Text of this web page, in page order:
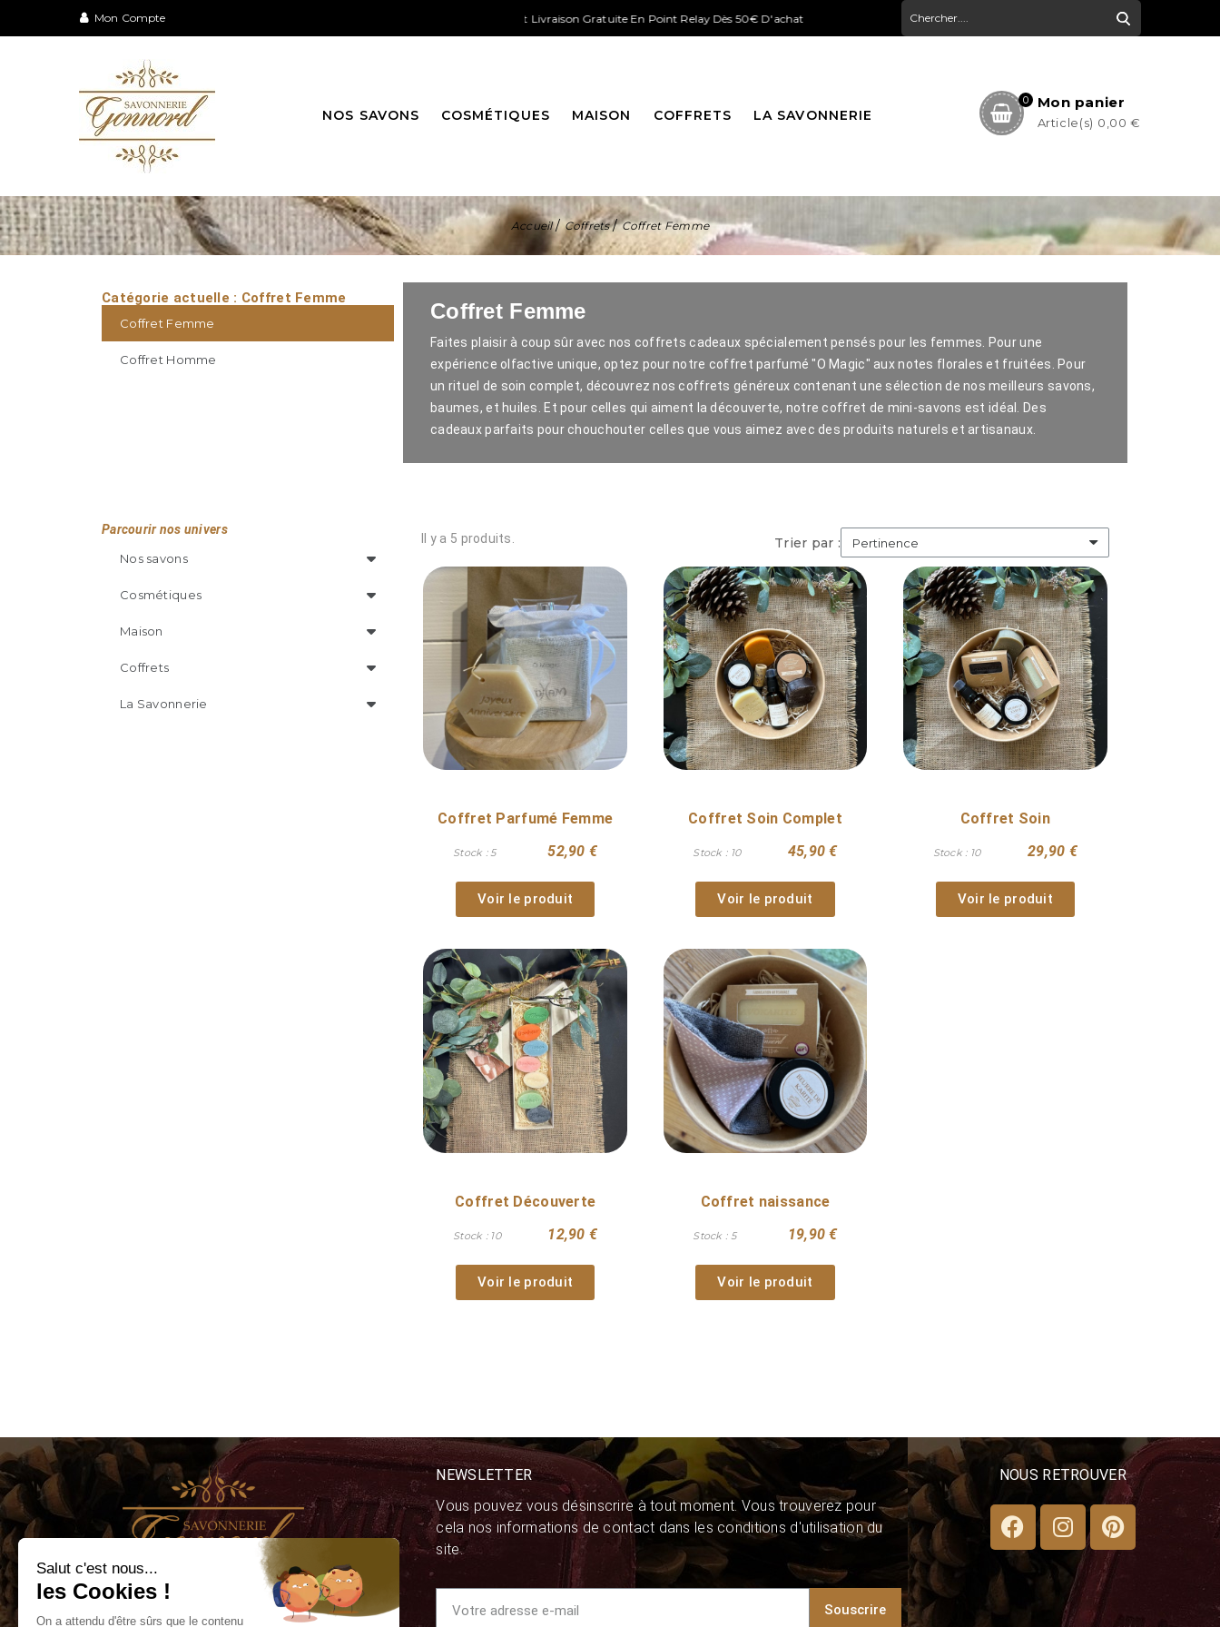
Mon Compte Frais De Port Offerts Et Livraison Gratuite En Point Relay Dès 50€ D'achat
NOS SAVONS COSMÉTIQUES MAISON COFFRETS LA SAVONNERIE
0 Mon panier
Article(s) 0,00 €
Accueil Coffrets Coffret Femme
Catégorie actuelle : Coffret Femme
Coffret Femme
Coffret Homme
Coffret Femme
Faites plaisir à coup sûr avec nos coffrets cadeaux spécialement pensés pour les femmes. Pour une
expérience olfactive unique, optez pour notre coffret parfumé "O Magic" aux notes florales et fruitées. Pour
un rituel de soin complet, découvrez nos coffrets généreux contenant une sélection de nos meilleurs savons,
baumes, et huiles. Et pour celles qui aiment la découverte, notre coffret de mini-savons est idéal. Des
cadeaux parfaits pour chouchouter celles que vous aimez avec des produits naturels et artisanaux.
Parcourir nos univers
Nos savons
Cosmétiques
Maison
Coffrets
La Savonnerie
Il y a 5 produits. Trier par :
Coffret Parfumé Femme
Stock : 5 52,90 €
Voir le produit
Coffret Soin Complet
Stock : 10 45,90 €
Voir le produit
Coffret Soin
Stock : 10 29,90 €
Voir le produit
Coffret Découverte
Stock : 10 12,90 €
Voir le produit
Coffret naissance
Stock : 5 19,90 €
Voir le produit
NEWSLETTER
Vous pouvez vous désinscrire à tout moment. Vous trouverez pour
cela nos informations de contact dans les conditions d'utilisation du
site.
Souscrire
NOUS RETROUVER